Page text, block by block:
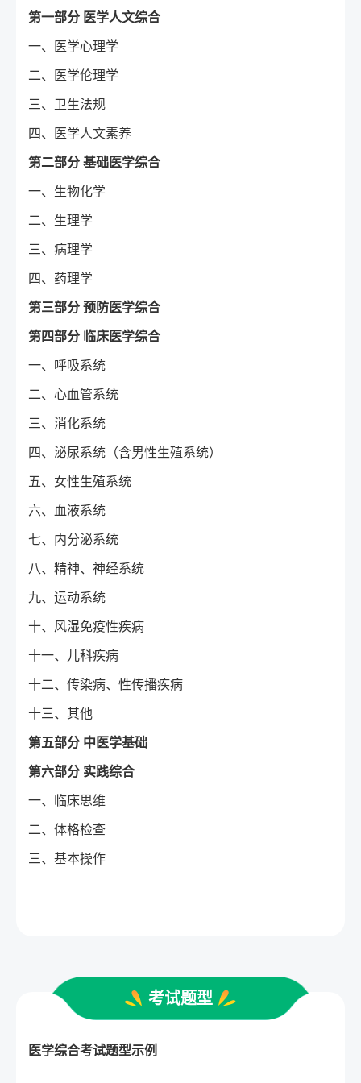
第一部分 医学人文综合
一、医学心理学
二、医学伦理学
三、卫生法规
四、医学人文素养
第二部分 基础医学综合
一、生物化学
二、生理学
三、病理学
四、药理学
第三部分 预防医学综合
第四部分 临床医学综合
一、呼吸系统
二、心血管系统
三、消化系统
四、泌尿系统（含男性生殖系统）
五、女性生殖系统
六、血液系统
七、内分泌系统
八、精神、神经系统
九、运动系统
十、风湿免疫性疾病
十一、儿科疾病
十二、传染病、性传播疾病
十三、其他
第五部分 中医学基础
第六部分 实践综合
一、临床思维
二、体格检查
三、基本操作
考试题型
医学综合考试题型示例